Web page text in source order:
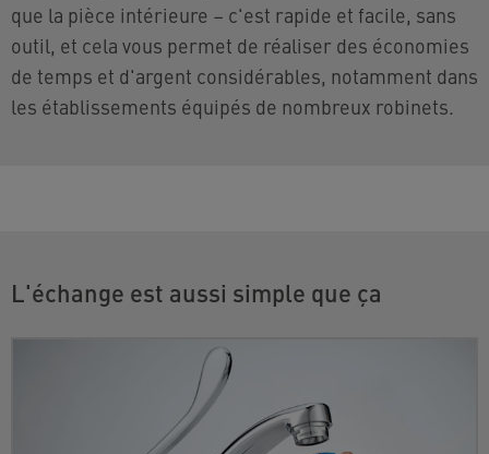
que la pièce intérieure – c'est rapide et facile, sans
outil, et cela vous permet de réaliser des économies
de temps et d'argent considérables, notamment dans
les établissements équipés de nombreux robinets.
L'échange est aussi simple que ça